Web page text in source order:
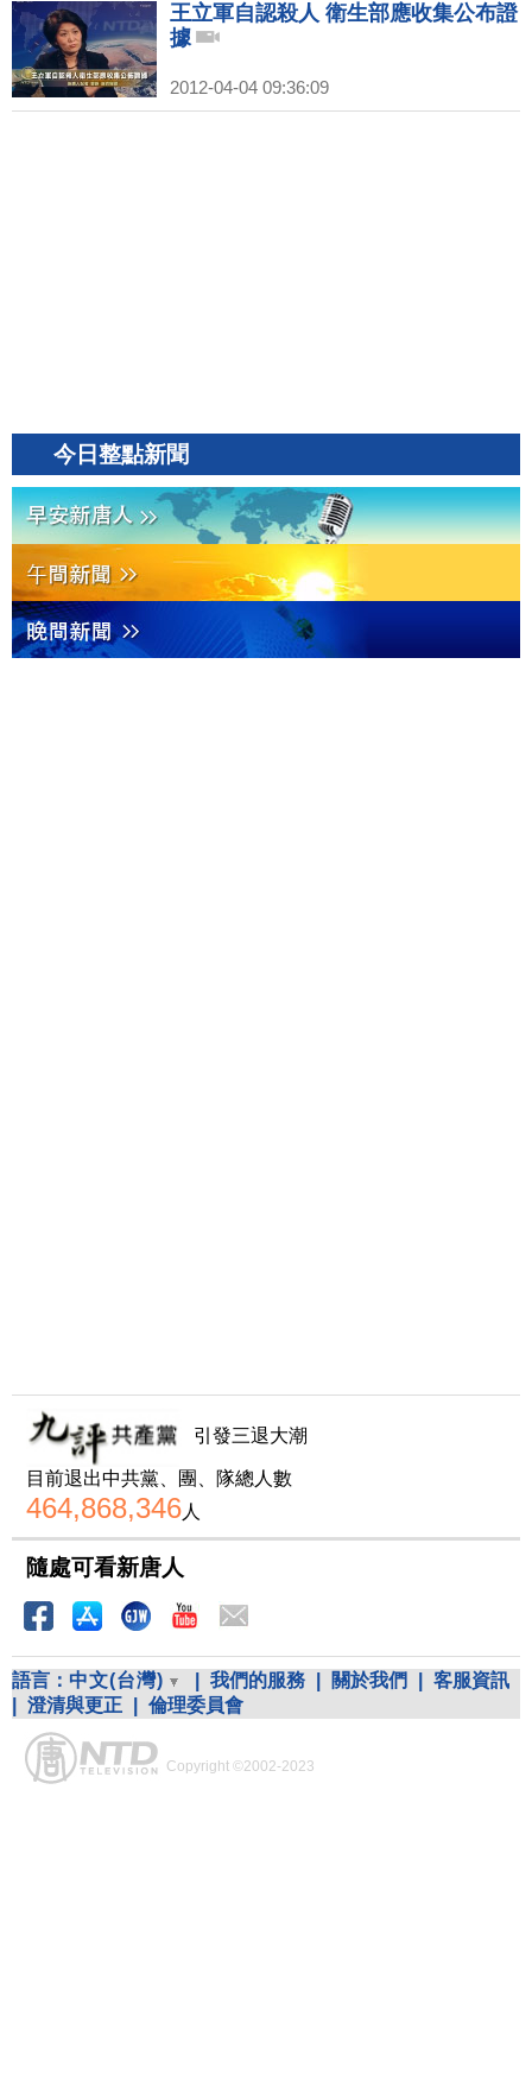
王立軍自認殺人 衛生部應收集公布證
據
2012-04-04 09:36:09
今日整點新聞
引發三退大潮
目前退出中共黨、團、隊總人數
464,868,346人
隨處可看新唐人
語言： 中文(台灣) 我們的服務 關於我們
客服資訊
澄清與更正 倫理委員會
Copyright ©2002-2023